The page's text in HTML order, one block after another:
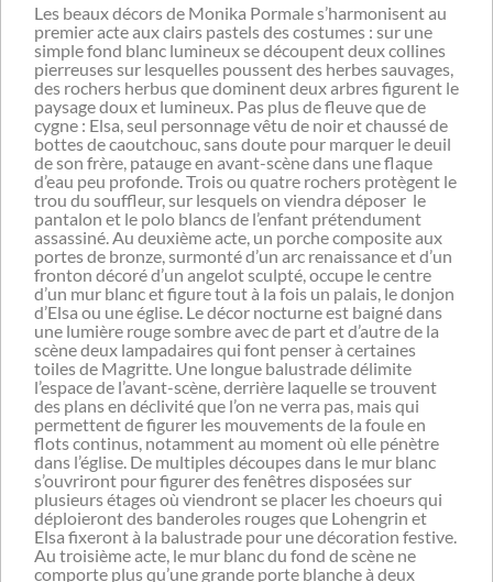
Les beaux décors de Monika Pormale s’harmonisent au
premier acte aux clairs pastels des costumes : sur une
simple fond blanc lumineux se découpent deux collines
pierreuses sur lesquelles poussent des herbes sauvages,
des rochers herbus que dominent deux arbres figurent le
paysage doux et lumineux. Pas plus de fleuve que de
cygne : Elsa, seul personnage vêtu de noir et chaussé de
bottes de caoutchouc, sans doute pour marquer le deuil
de son frère, patauge en avant-scène dans une flaque
d’eau peu profonde. Trois ou quatre rochers protègent le
trou du souffleur, sur lesquels on viendra déposer le
pantalon et le polo blancs de l’enfant prétendument
assassiné. Au deuxième acte, un porche composite aux
portes de bronze, surmonté d’un arc renaissance et d’un
fronton décoré d’un angelot sculpté, occupe le centre
d’un mur blanc et figure tout à la fois un palais, le donjon
d’Elsa ou une église. Le décor nocturne est baigné dans
une lumière rouge sombre avec de part et d’autre de la
scène deux lampadaires qui font penser à certaines
toiles de Magritte. Une longue balustrade délimite
l’espace de l’avant-scène, derrière laquelle se trouvent
des plans en déclivité que l’on ne verra pas, mais qui
permettent de figurer les mouvements de la foule en
flots continus, notamment au moment où elle pénètre
dans l’église. De multiples découpes dans le mur blanc
s’ouvriront pour figurer des fenêtres disposées sur
plusieurs étages où viendront se placer les choeurs qui
déploieront des banderoles rouges que Lohengrin et
Elsa fixeront à la balustrade pour une décoration festive.
Au troisième acte, le mur blanc du fond de scène ne
comporte plus qu’une grande porte blanche à deux